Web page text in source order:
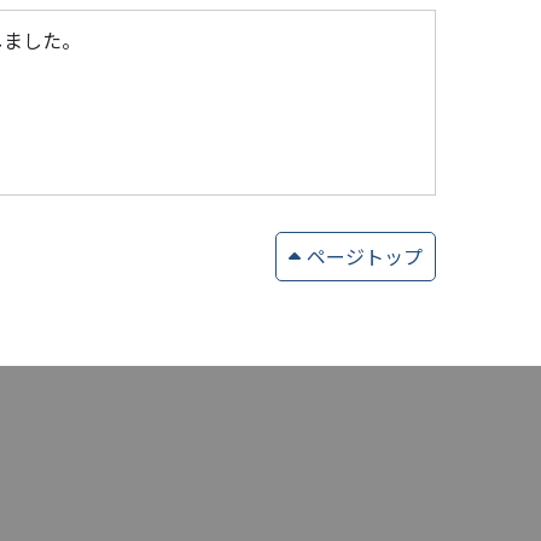
した。
ページトップ